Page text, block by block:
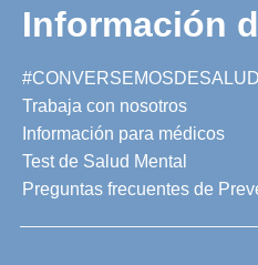
Información
Trabaja con nosotros
Información para médicos
Test de Salud Mental
Preguntas frecuentes de